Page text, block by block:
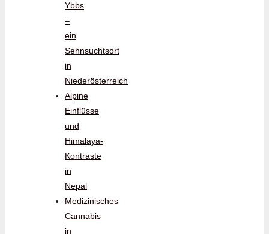
Ybbs
–
ein
Sehnsuchtsort
in
Niederösterreich
Alpine
Einflüsse
und
Himalaya-
Kontraste
in
Nepal
Medizinisches
Cannabis
in